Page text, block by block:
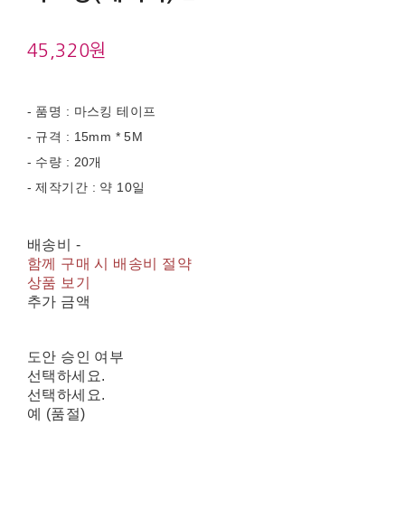
45,320원
- 품명 : 마스킹 테이프
- 규격 : 15mm * 5M
- 수량 : 20개
- 제작기간 : 약 10일
배송비 -
함께 구매 시 배송비 절약
상품 보기
추가 금액
도안 승인 여부
선택하세요.
선택하세요.
예 (품절)